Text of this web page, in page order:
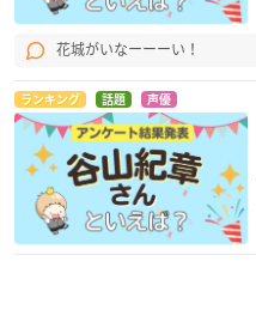
花城がいなーーーい！
ランキング 話題 声優